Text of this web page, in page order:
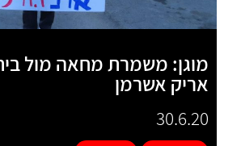
מוגן: משמרת מחאה מול
אריק אשרמן
30.6.20